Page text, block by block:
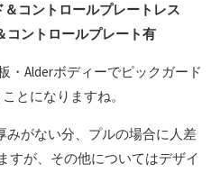
コントロールプレートレス
ントロールプレート有
・Alderボディーでピックガード
とになりますね。
みがない分、プルの場合に人差
すが、その他についてはデザイ